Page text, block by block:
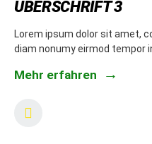
ÜBERSCHRIFT 3
Lorem ipsum dolor sit amet,
diam nonumy eirmod tempor
Mehr erfahren